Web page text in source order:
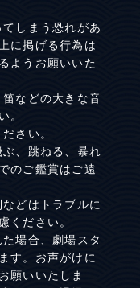
しまう恐れがあ
に掲げる行為は
ようお願いいた
などの大きな音
。
さい。
、跳ねる、暴れ
のご鑑賞はご遠
どはトラブルに
ください。
場合、劇場スタ
す。お声がけに
願いいたしま